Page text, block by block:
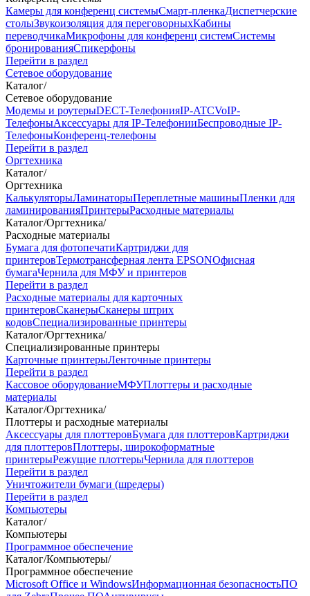
Камеры для конференц системыCмарт-пленкаДиспетчерские
столыЗвукоизоляция для переговорныхКабины
переводчикаМикрофоны для конференц системСистемы
бронированияСпикерфоны
Перейти в раздел
Сетевое оборудование
Каталог/
Сетевое оборудование
Модемы и роутерыDECT-ТелефонияIP-ATCVoIP-
ТелефоныАксессуары для IP-ТелефонииБеспроводные IP-
ТелефоныКонференц-телефоны
Перейти в раздел
Оргтехника
Каталог/
Оргтехника
КалькуляторыЛаминаторыПереплетные машиныПленки для
ламинированияПринтерыРасходные материалы
Каталог/Оргтехника/
Расходные материалы
Бумага для фотопечатиКартриджи для
принтеровТермотрансферная лента EPSONОфисная
бумагаЧернила для МФУ и принтеров
Перейти в раздел
Расходные материалы для карточных
принтеровСканерыСканеры штрих
кодовСпециализированные принтеры
Каталог/Оргтехника/
Специализированные принтеры
Карточные принтерыЛенточные принтеры
Перейти в раздел
Кассовое оборудованиеМФУПлоттеры и расходные
материалы
Каталог/Оргтехника/
Плоттеры и расходные материалы
Аксессуары для плоттеровБумага для плоттеровКартриджи
для плоттеровПлоттеры, широкоформатные
принтерыРежущие плоттерыЧернила для плоттеров
Перейти в раздел
Уничтожители бумаги (шредеры)
Перейти в раздел
Компьютеры
Каталог/
Компьютеры
Программное обеспечение
Каталог/Компьютеры/
Программное обеспечение
Microsoft Office и WindowsИнформационная безопасностьПО